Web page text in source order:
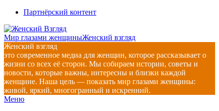
Перейти
содержимому
Партнёрский контент
Мир глазами женщиныЖенский взгляд
Женский взгляд
это современное медиа для женщин, которое рассказывает о
жизни со всех её сторон. Мы собираем истории, советы и
новости, которые важны, интересны и близки каждой
женщине. Наша цель — показать мир глазами женщины:
живой, яркий, многогранный и искренний.
Главное
Меню